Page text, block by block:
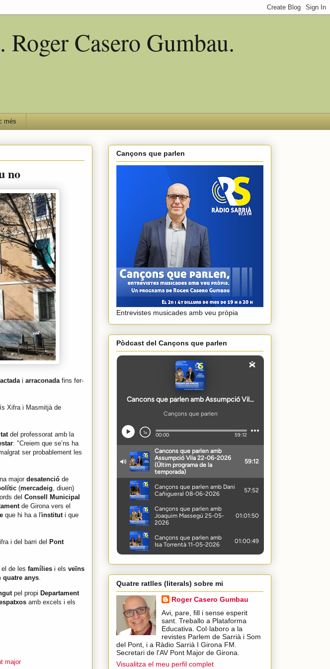
Casero Gumbau.
més
no
i arraconada fins fer-
Xifra i Masmitjà de
del professorat amb la
: "Creiem que se’ns ha
ser probablement les
majordesatenció de
(mercadeig , diuen)
del Consell Municipal
de Girona vers el
que hi ha a l'institut i que
i del barri del Pont
de les famílies i els veïns
quatre anys
pel propi Departament
amb excels i els
major
Cançons que parlen
Entrevistes musicades amb veu pròpia
Pòdcast del Cançons que parlen
Quatre ratlles (literals) sobre mi
Roger Casero Gumbau
Avi, pare, fill i sense esperit
sant. Treballo a Plataforma
Educativa. Col·laboro a la
revistes Parlem de Sarrià i Som
del Pont, i a Ràdio Sarrià I Girona FM.
Secretari de l'AV Pont Major de Girona.
Visualitza el meu perfil complet